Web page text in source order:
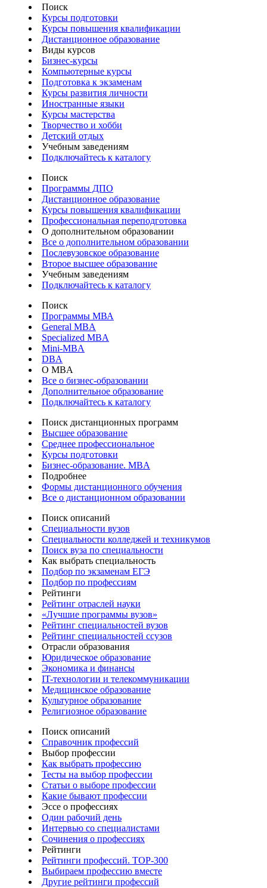
Поиск
Курсы подготовки
Курсы повышения квалификации
Дистанционное образование
Виды курсов
Бизнес-курсы
Компьютерные курсы
Подготовка к экзаменам
Курсы развития личности
Иностранные языки
Курсы мастерства
Творчество и хобби
Детский отдых
Учебным заведениям
Подключайтесь к каталогу
Поиск
Программы ДПО
Дистанционное образование
Курсы повышения квалификации
Профессиональная переподготовка
О дополнительном образовании
Все о дополнительном образовании
Послевузовское образование
Второе высшее образование
Учебным заведениям
Подключайтесь к каталогу
Поиск
Программы МВА
General MBA
Specialized MBA
Mini-MBA
DBA
О MBA
Все о бизнес-образовании
Дополнительное образование
Подключайтесь к каталогу
Поиск дистанционных программ
Высшее образование
Среднее профессиональное
Курсы подготовки
Бизнес-образование. MBA
Подробнее
Формы дистанционного обучения
Все о дистанционном образовании
Поиск описаний
Специальности вузов
Специальности колледжей и техникумов
Поиск вуза по специальности
Как выбрать специальность
Подбор по экзаменам ЕГЭ
Подбор по профессиям
Рейтинги
Рейтинг отраслей науки
«Лучшие программы вузов»
Рейтинг специальностей вузов
Рейтинг специальностей ссузов
Отрасли образования
Юридическое образование
Экономика и финансы
IT-технологии и телекоммуникации
Медицинское образование
Культурное образование
Религиозное образование
Поиск описаний
Справочник профессий
Выбор профессии
Как выбрать профессию
Тесты на выбор профессии
Статьи о выборе профессии
Какие бывают профессии
Эссе о профессиях
Один рабочий день
Интервью со специалистами
Сочинения о профессиях
Рейтинги
Рейтинги профессий. TOP-300
Выбираем профессию вместе
Другие рейтинги профессий